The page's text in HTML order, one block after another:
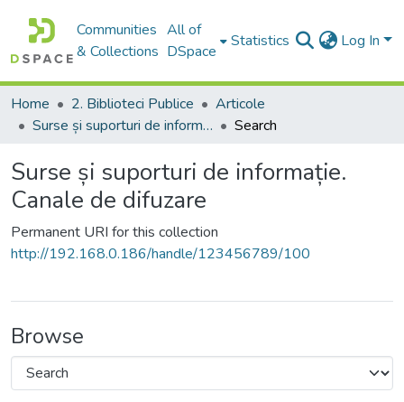
Communities
& Collections
All of
DSpace
Statistics Log In
Home 2. Biblioteci Publice
Articole
Surse și suporturi de informație. Canale de difuzare
Search
Surse și suporturi de informație.
Canale de difuzare
Permanent URI for this collection
http://192.168.0.186/handle/123456789/100
Browse